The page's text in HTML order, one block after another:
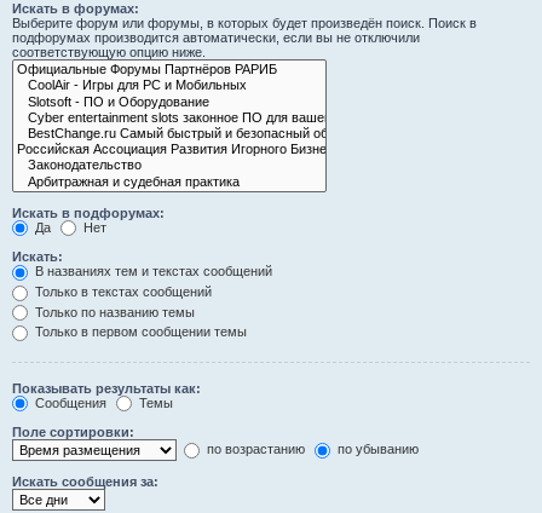
Искать в форумах:
Выберите форум или форумы, в которых будет произведён поиск. Поиск в
подфорумах производится автоматически, если вы не отключили
соответствующую опцию ниже.
Искать в подфорумах:
Да
Нет
Искать:
В названиях тем и текстах сообщений
Только в текстах сообщений
Только по названию темы
Только в первом сообщении темы
Показывать результаты как:
Сообщения
Темы
Поле сортировки:
по возрастанию
по убыванию
Искать сообщения за: